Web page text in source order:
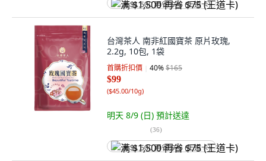
满 $1,500 再省 $75 (王道卡)
台灣茶人 南非紅國寶茶 原片玫瑰,
2.2g, 10包, 1袋
首購折扣價 40%$165
$99
($45.00/10g)
明天 8/9 (日) 預計送達
(36)
满 $1,500 再省 $75 (王道卡)